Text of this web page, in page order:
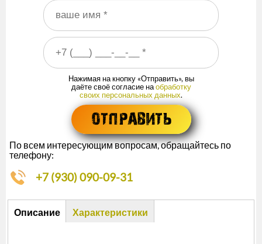
Ваше имя
Ваш номер телефона
Нажимая на кнопку «Отправить», вы
даёте своё согласие наобработку
своих персональных данных.
По всем интересующим вопросам, обращайтесь по
телефону:
+7 (930) 090-09-31
Описание
Описание
Характеристики